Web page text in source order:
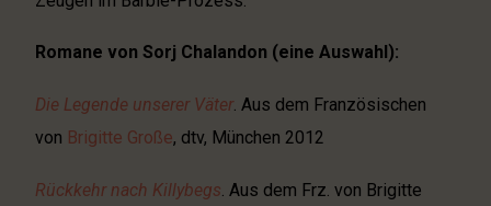
Romane von Sorj Chalandon (eine Auswahl):
Die Legende unserer Väter. Aus dem Französischen
von Brigitte Große, dtv, München 2012
Rückkehr nach Killybegs . Aus dem Frz. von Brigitte